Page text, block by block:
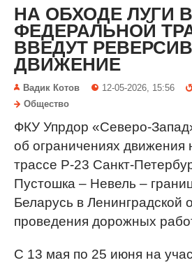
НА ОБХОДЕ ЛУГИ
ФЕДЕРАЛЬНОЙ
ВВЕДУТ
ДВИЖЕНИЕ
Вадик Котов 12-05-2026, 15:56
Общество
ФКУ Упрдор «Северо-
об ограничениях
трассе Р-23 Санкт-
Пустошка – Невель –
Беларусь в Ленинградской
проведения дорожных
С 13 мая по 25 июня на